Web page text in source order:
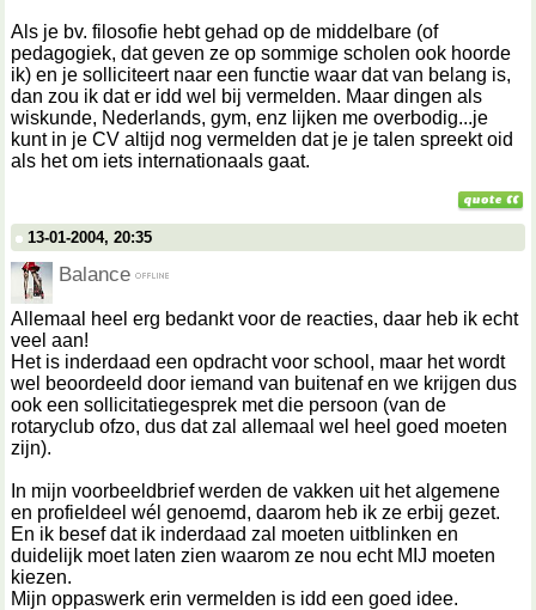
Als je bv. filosofie hebt gehad op de middelbare (of
pedagogiek, dat geven ze op sommige scholen ook hoorde
ik) en je solliciteert naar een functie waar dat van belang is,
dan zou ik dat er idd wel bij vermelden. Maar dingen als
wiskunde, Nederlands, gym, enz lijken me overbodig...je
kunt in je CV altijd nog vermelden dat je je talen spreekt oid
als het om iets internationaals gaat.
13-01-2004, 20:35
Balance
Allemaal heel erg bedankt voor de reacties, daar heb ik echt
veel aan!
Het is inderdaad een opdracht voor school, maar het wordt
wel beoordeeld door iemand van buitenaf en we krijgen dus
ook een sollicitatiegesprek met die persoon (van de
rotaryclub ofzo, dus dat zal allemaal wel heel goed moeten
zijn).
In mijn voorbeeldbrief werden de vakken uit het algemene
en profieldeel wél genoemd, daarom heb ik ze erbij gezet.
En ik besef dat ik inderdaad zal moeten uitblinken en
duidelijk moet laten zien waarom ze nou echt MIJ moeten
kiezen.
Mijn oppaswerk erin vermelden is idd een goed idee.